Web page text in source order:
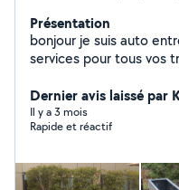
Présentation
bonjour je suis auto entrepreneur Je
services pour tous vos
,déménagement etc.. Tel :zero six cinquante huit quatre
Dernier avis laissé par
Il y a 3 mois
Rapide et réactif